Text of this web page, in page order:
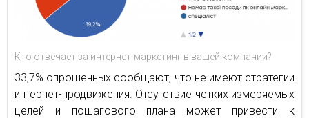
Кто отвечает за интернет-маркетинг в вашей компании?
33,7% опрошенных сообщают, что не имеют стратегии
интернет-продвижения. Отсутствие четких измеряемых
целей и пошагового плана может привести к